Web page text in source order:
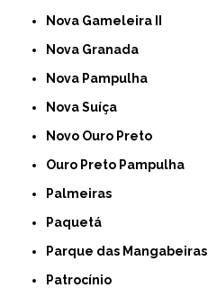
Nova Gameleira II
Nova Granada
Nova Pampulha
Nova Suíça
Novo Ouro Preto
Ouro Preto Pampulha
Palmeiras
Paquetá
Parque das Mangabeiras
Patrocínio